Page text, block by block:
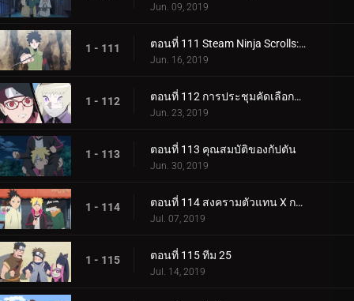
Jun. 09, 2019
1 - 111 ตอนที่ 111 Steam Ninja Scrolls: ราชาแห่งมิไร!
Jun. 16, 2019
1 - 112 ตอนที่ 112 การประชุมคัดเลือกจูนิน
Jun. 23, 2019
1 - 113 ตอนที่ 113 คุณสมบัติของกัปตัน
Jun. 30, 2019
1 - 114 ตอนที่ 114 สงครามตัวแทน X การ์ด!
Jul. 07, 2019
1 - 115 ตอนที่ 115 ทีม 25
Jul. 14, 2019